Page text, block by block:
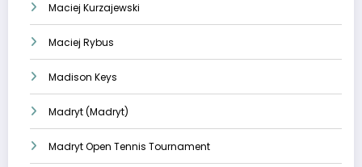
Maciej Kurzajewski
Maciej Rybus
Madison Keys
Madryt (Madryt)
Madryt Open Tennis Tournament